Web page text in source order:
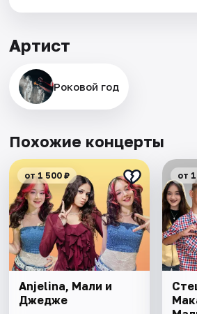
Артист
Роковой год
Похожие концерты
от 1 500 ₽
Anjelina, Мали и
Джедже
от